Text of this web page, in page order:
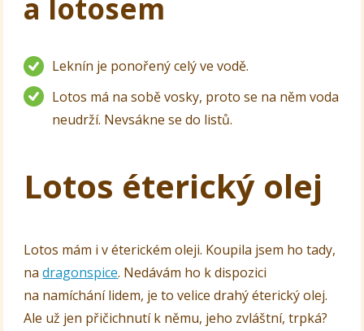
a lotosem
Leknín je ponořený celý ve vodě.
Lotos má na sobě vosky, proto se na něm voda
neudrží. Nevsákne se do listů.
Lotos éterický olej
Lotos mám i v éterickém oleji. Koupila jsem ho tady,
nadragonspice. Nedávám ho k dispozici
na namíchání lidem, je to velice drahý éterický olej.
Ale už jen přičichnutí k němu, jeho zvláštní, trpká?